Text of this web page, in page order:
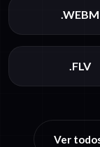
.WEBM
.FLV
Ver